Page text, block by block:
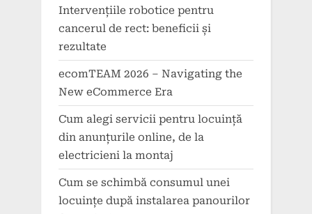
Intervențiile robotice pentru
cancerul de rect: beneficii și
rezultate
ecomTEAM 2026 – Navigating the
New eCommerce Era
Cum alegi servicii pentru locuință
din anunțurile online, de la
electricieni la montaj
Cum se schimbă consumul unei
locuințe după instalarea panourilor